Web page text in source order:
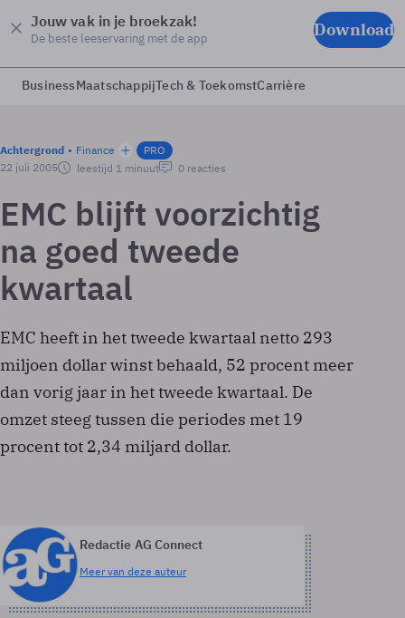
Jouw vak in je broekzak!
De beste leeservaring met de app Download
BusinessMaatschappijTech & ToekomstCarrière
Achtergrond Finance
PRO
22 juli 2005
leestijd 1 minuut 0 reacties
EMC blijft voorzichtig
na goed tweede
kwartaal
EMC heeft in het tweede kwartaal netto 293
miljoen dollar winst behaald, 52 procent meer
dan vorig jaar in het tweede kwartaal. De
omzet steeg tussen die periodes met 19
procent tot 2,34 miljard dollar.
Redactie AG Connect
Meer van deze auteur